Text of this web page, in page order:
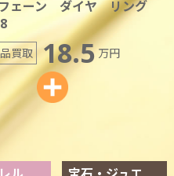
ェーン ダイヤ リング
買取 18.5 万円